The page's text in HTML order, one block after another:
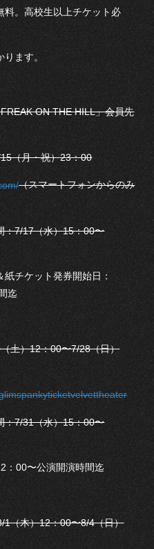
。高校生以上チケット必
ます。
ON THE HILL」会員先
（月・祝）23：00
（スマートフォンからのみ
：7/17（水）15：00〜
チケット発券開始日：
迄
土）12：00〜7/28（日）
：7/31（水）15：00〜
：00〜公演開演時間迄
1（木）12：00〜8/4（日）